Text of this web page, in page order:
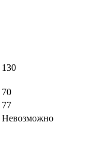
130
70
77
Невозможно